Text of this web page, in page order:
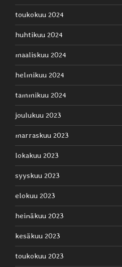
toukokuu 2024
huhtikuu 2024
maaliskuu 2024
helmikuu 2024
tammikuu 2024
joulukuu 2023
marraskuu 2023
lokakuu 2023
syyskuu 2023
elokuu 2023
heinäkuu 2023
kesäkuu 2023
toukokuu 2023